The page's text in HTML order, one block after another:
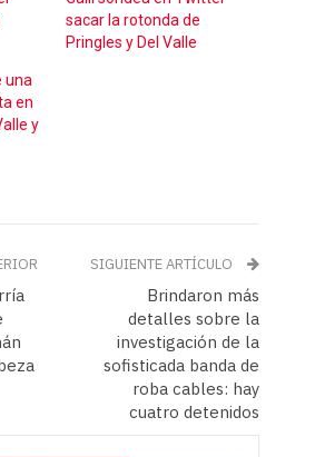
sacar la rotonda de
Pringles y Del Valle
una
en
y
SIGUIENTE ARTÍCULO
Brindaron más
detalles sobre la
investigación de la
sofisticada banda de
roba cables: hay
cuatro detenidos